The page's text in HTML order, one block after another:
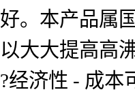
好。本产品属
以大大提高高
?经济性 - 成本